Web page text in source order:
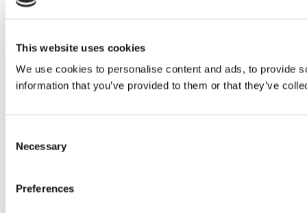
This website uses cookies
We use cookies to personalise content and ads, to provide
information that you’ve provided to them or that they’ve
Selection
Necessary
Preferences